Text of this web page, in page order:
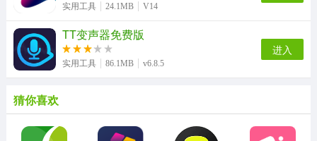
实用工具 24.1MB V14
TT变声器免费版
实用工具 86.1MB v6.8.5
进入
猜你喜欢